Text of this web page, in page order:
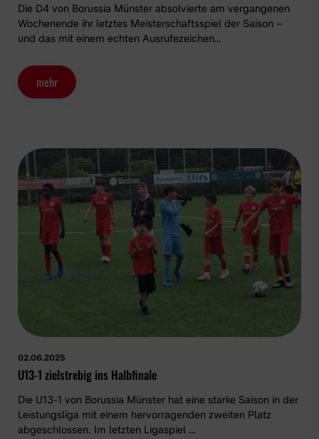
Die D4 von Borussia Münster absolvierte am vergangenen
Wochenende ihr letztes Meisterschaftsspiel der Saison –
und das mit einem echten Ausrufezeichen…
mehr
02.06.2025
U13-1 zielstrebig ins Halbfinale
Die U13-1 von Borussia Münster hat eine starke Saison in der
Leistungsliga mit einem hervorragenden zweiten Platz
abgeschlossen. Im letzten Ligaspiel …